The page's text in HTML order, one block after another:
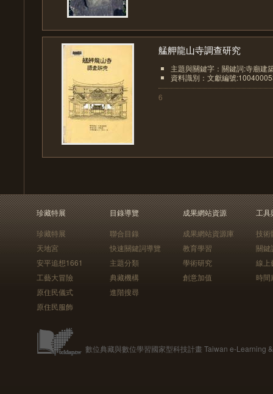
艋舺龍山寺調查研究
主題與關鍵字：關鍵詞:寺廟建
資料識別：文獻編號
6
珍藏特展
珍藏特展
天地宮
安平追想1661
工藝大冒險
原住民儀式
原住民服飾
目錄導覽
聯合目錄
快速關鍵詞導覽
主題分類
典藏機構
進階搜尋
成果網站資源
成果網站資源庫
教育學習
學術研究
創意加值
工具
技術
關鍵
線上
時間
數位典藏與數位學習國家型科技計畫 Taiwan e-Learning